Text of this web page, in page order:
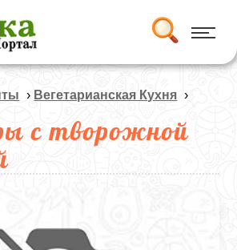
› Вегетарианская Кухня ›
с творожной